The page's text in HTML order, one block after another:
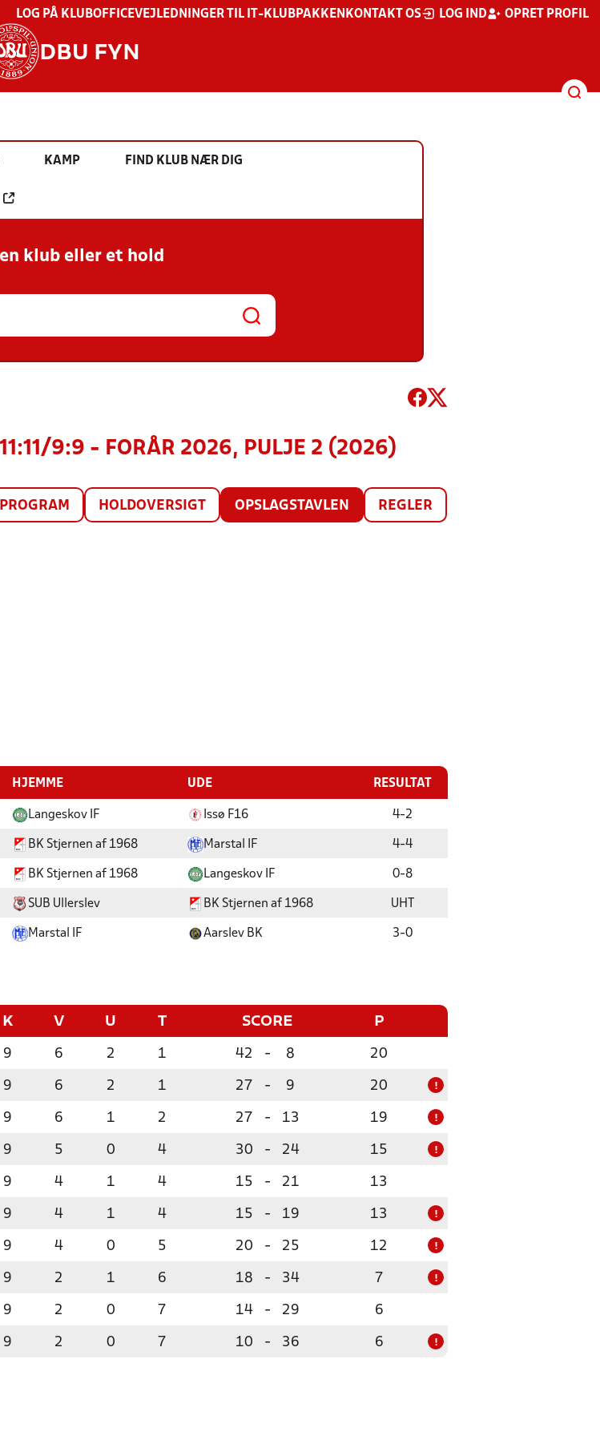
LOG PÅ KLUBOFFICEVEJLEDNINGER TIL IT-KLUBPAKKEN KONTAKT OS LOG IND OPRET PROFIL
DBU FYN
KAMP FIND KLUB NÆR DIG
en klub eller et hold
9:9 - FORÅR 2026, PULJE 2 (2026)
HOLDOVERSIGT OPSLAGSTAVLEN REGLER
HJEMME UDE RESULTAT
Langeskov IF Issø F16 4-2
BK Stjernen af 1968 Marstal IF 4-4
BK Stjernen af 1968 Langeskov IF 0-8
SUB Ullerslev BK Stjernen af 1968 UHT
Marstal IF Aarslev BK 3-0
K V U T SCORE P
9 6 2 1 42 - 8 20
9 6 2 1 27 - 9 20 !
9 6 1 2 27 - 13 19 !
9 5 0 4 30 - 24 15 !
9 4 1 4 15 - 21 13
9 4 1 4 15 - 19 13 !
9 4 0 5 20 - 25 12 !
9 2 1 6 18 - 34 7 !
9 2 0 7 14 - 29 6
9 2 0 7 10 - 36 6 !